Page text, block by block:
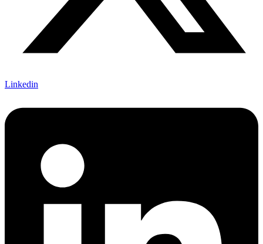
Linkedin